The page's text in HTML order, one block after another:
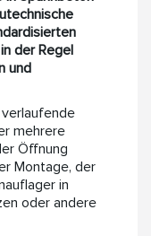
der Regel
und
mehrere
Öffnung
Montage, der
in
oder andere